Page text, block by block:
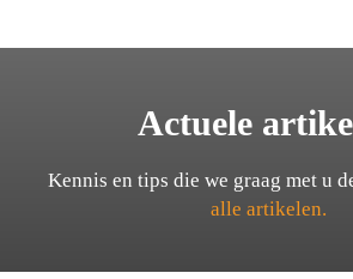
Actuele
Kennis en tips die we graag met u
alle artikelen.